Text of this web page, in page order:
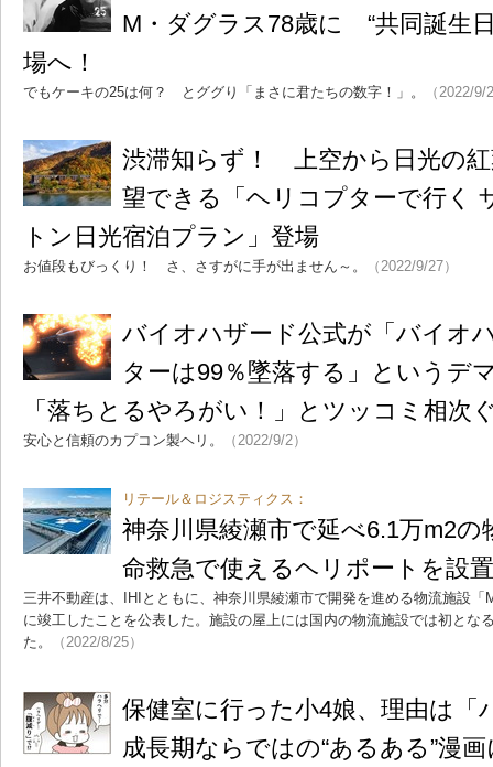
M・ダグラス78歳に “共同誕生
場へ！
でもケーキの25は何？ とググり「まさに君たちの数字！」。 （2022/9/
渋滞知らず！ 上空から日光の
望できる「ヘリコプターで行く
トン日光宿泊プラン」登場
お値段もびっくり！ さ、さすがに手が出ません～。 （2022/9/27）
バイオハザード公式が「バイオ
ターは99％墜落する」というデ
「落ちとるやろがい！」とツッコミ相次
安心と信頼のカプコン製ヘリ。 （2022/9/2）
リテール＆ロジスティクス：
神奈川県綾瀬市で延べ6.1万m2の
命救急で使えるヘリポートを設置
三井不動産は、IHIとともに、神奈川県綾瀬市で開発を進める物流施設「
に竣工したことを公表した。施設の屋上には国内の物流施設では初とな
た。
（2022/8/25）
保健室に行った小4娘、理由
成長期ならではの“あるある”漫